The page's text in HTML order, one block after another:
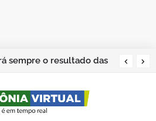
sempre o resultado das